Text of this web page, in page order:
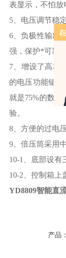
表显示，不怕放
5、电压调节稳
6、负极性输出
强，保护*可靠
7、增设了高精
的电压功能键
就是75%的数
验。
8、方便的过电
9、倍压筒采用
10-1、底部设有
10-2、控制箱上
YD8809智能直
产品：